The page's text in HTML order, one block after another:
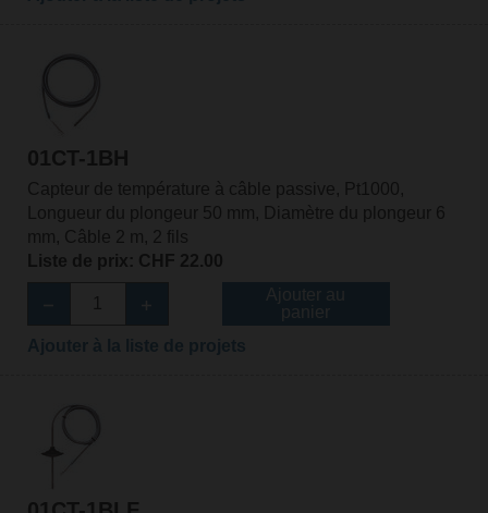
01CT-1BH
Capteur de température à câble passive, Pt1000,
Longueur du plongeur 50 mm, Diamètre du plongeur 6
mm, Câble 2 m, 2 fils
Liste de prix: CHF 22.00